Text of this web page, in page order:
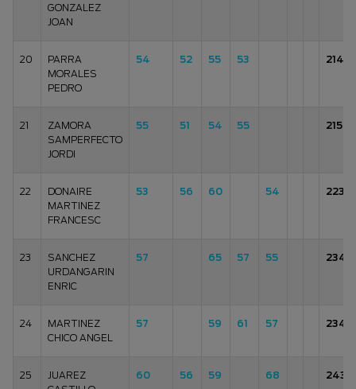
GONZALEZ
JOAN
20
PARRA
MORALES
PEDRO
54 52 55 53 214
21
ZAMORA
SAMPERFECTO
JORDI
55 51 54 55 215
22
DONAIRE
MARTINEZ
FRANCESC
53 56 60 54 223
23
SANCHEZ
URDANGARIN
ENRIC
57 65 57 55 234
24
MARTINEZ
CHICO ANGEL
57 59 61 57 234
25
JUAREZ
60 56 59 68 243